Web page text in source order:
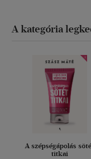
A kategória
A szépségápolás
titkai